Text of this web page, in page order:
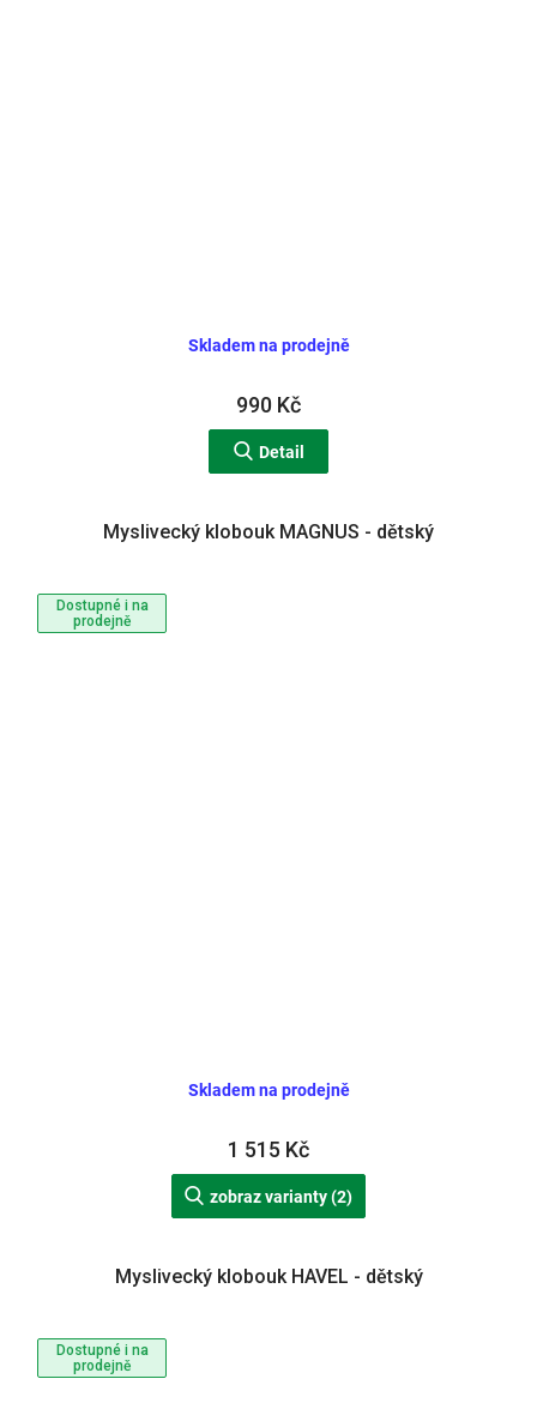
Skladem na prodejně
990 Kč
Detail
Dostupné i na
prodejně
Myslivecký klobouk MAGNUS - dětský
Skladem na prodejně
1 515 Kč
zobraz varianty (2)
Dostupné i na
prodejně
Myslivecký klobouk HAVEL - dětský